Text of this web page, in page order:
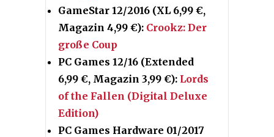
GameStar 12/2016 (XL 6,99 €,
Magazin 4,99 €): Crookz: Der
große Coup
PC Games 12/16 (Extended
6,99 €, Magazin 3,99 €): Lords
of the Fallen (Digital Deluxe
Edition)
PC Games Hardware 01/2017